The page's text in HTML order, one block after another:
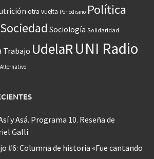
otra vuelta Periodismo Política
Sociedad Sociología Solidaridad
Trabajo UdelaRUNI Radio
y Asá. Programa 10. Reseña de
Galli
#6: Columna de historia «Fue cantando